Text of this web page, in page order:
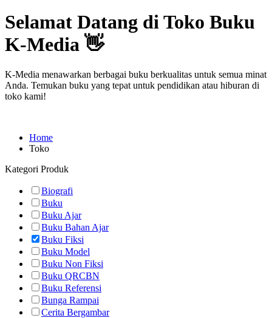
Selamat Datang di Toko Buku
K-Media 👋
K-Media menawarkan berbagai buku berkualitas untuk semua minat
Anda. Temukan buku yang tepat untuk pendidikan atau hiburan di
toko kami!
Home
Toko
Kategori Produk
Biografi
Buku
Buku Ajar
Buku Bahan Ajar
Buku Fiksi
Buku Model
Buku Non Fiksi
Buku QRCBN
Buku Referensi
Bunga Rampai
Cerita Bergambar